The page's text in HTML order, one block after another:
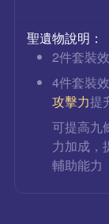
聖遺物說明：
2件套裝
4件套裝
攻擊力提
可提高九
力加成，
輔助能力